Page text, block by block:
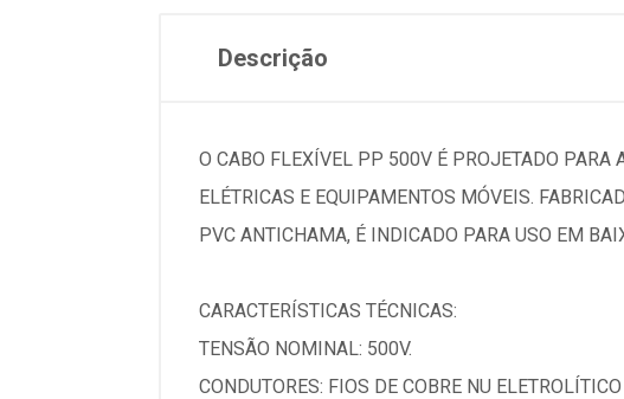
Descrição
O CABO FLEXÍVEL PP 500V É PROJETADO PARA
ELÉTRICAS E EQUIPAMENTOS MÓVEIS.
PVC ANTICHAMA, É INDICADO PARA USO EM
CARACTERÍSTICAS TÉCNICAS:
TENSÃO NOMINAL: 500V.
CONDUTORES: FIOS DE COBRE NU